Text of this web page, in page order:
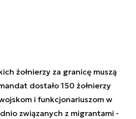
żołnierzy za granicę muszą
dostało 150 żołnierzy
i funkcjonariuszom w
związanych z migrantami -